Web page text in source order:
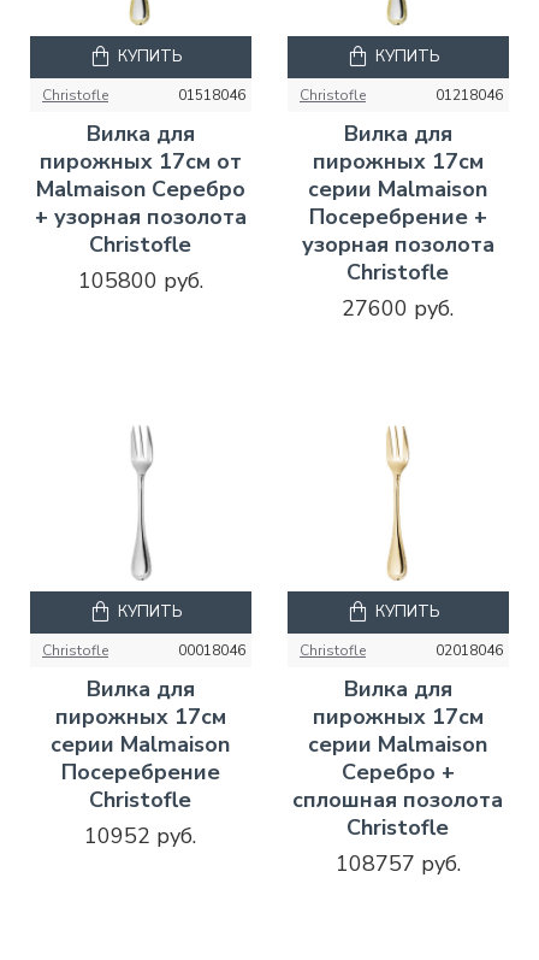
Christofle 01518046
Вилка для
пирожных 17см от
Malmaison Серебро
+ узорная позолота
Christofle
105800 руб.
КУПИТЬ
Christofle 01218046
Вилка для
пирожных 17см
серии Malmaison
Посеребрение +
узорная позолота
Christofle
27600 руб.
КУПИТЬ
Christofle 00018046
Вилка для
пирожных 17см
серии Malmaison
Посеребрение
Christofle
10952 руб.
КУПИТЬ
Christofle 02018046
Вилка для
пирожных 17см
серии Malmaison
Серебро +
сплошная позолота
Christofle
108757 руб.
КУПИТЬ